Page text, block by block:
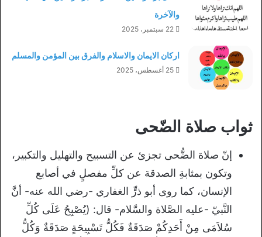
والآخرة
22 سبتمبر، 2025
اركان الايمان والاسلام والفرق بين المؤمن والمسلم
25 أغسطس، 2025
ثواب صلاة الضّحى
إنّ صلاة الضُّحى تجزئ عن التسبيح والتهليل والتكبير،
وتكون بمثابةِ الصدقة عن كلِّ مفصلٍ في أصابع
الإنسان، كما روى أبو ذرٍّ الغفاري -رضي الله عنه- أنَّ
النَّبيّ -عليه الصَّلاة والسَّلام- قال: (يُصْبِحُ عَلَى كُلِّ
سُلاَمَى مِنْ أَحَدِكُمْ صَدَقَةٌ فَكُلُّ تَسْبِيحَةٍ صَدَقَةٌ وَكُلُّ